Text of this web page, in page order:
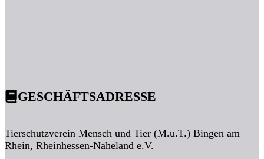
GESCHÄFTSADRESSE
Tierschutzverein Mensch und Tier (M.u.T.) Bingen am
Rhein, Rheinhessen-Naheland e.V.